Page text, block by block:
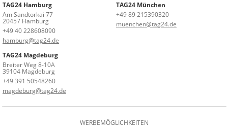
TAG24 Hamburg
Am Sandtorkai 77
20457 Hamburg
+49 40 228608090
hamburg@tag24.de
TAG24 München
+49 89 215390320
muenchen@tag24.de
TAG24 Magdeburg
Breiter Weg 8-10A
39104 Magdeburg
+49 391 50548260
magdeburg@tag24.de
WERBEMÖGLICHKEITEN